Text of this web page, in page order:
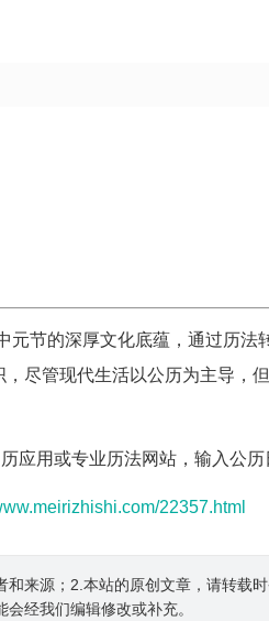
节的深厚文化底蕴，通过历法
尽管现代生活以公历为主导，
应用或专业历法网站，输入公历
22357.html
来源；2.本站的原创文章，请转载
经我们编辑修改或补充。